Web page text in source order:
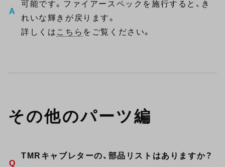
可能です。ファイアースペックを施行すると、き
れいな輝きが戻ります。
詳しくは こちら をご覧ください。
その他のパーツ編
TMRキャブレターの、部品リストはありますか？